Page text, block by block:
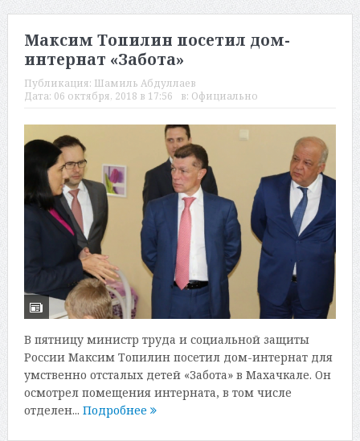
Максим Топилин посетил дом-
интернат «Забота»
Публикация: Шамиль Абдуллаев
Дата: 06 октября, 2018 в 17:56 в: Официально
В пятницу министр труда и социальной защиты
России Максим Топилин посетил дом-интернат для
умственно отсталых детей «Забота» в Махачкале. Он
осмотрел помещения интерната, в том числе
отделен... Подробнее